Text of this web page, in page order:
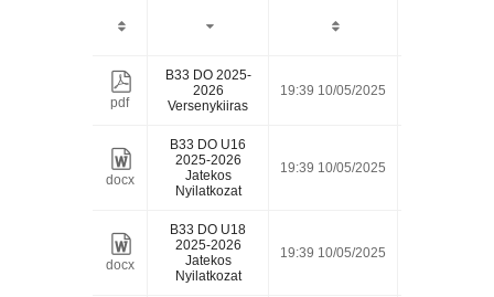
pdf
B33 DO 2025-
2026
Versenykiiras
19:39 10/05/2025
docx
B33 DO U16
2025-2026
Jatekos
Nyilatkozat
19:39 10/05/2025
docx
B33 DO U18
2025-2026
Jatekos
Nyilatkozat
19:39 10/05/2025